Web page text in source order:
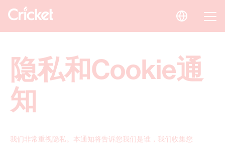
隐私和Cookie通
知
我们非常重视隐私。本通知将告诉您我们是谁，我们收集您